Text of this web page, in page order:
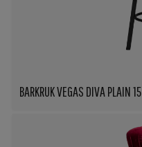
BARKRUK VEGAS DIVA PLAIN 15